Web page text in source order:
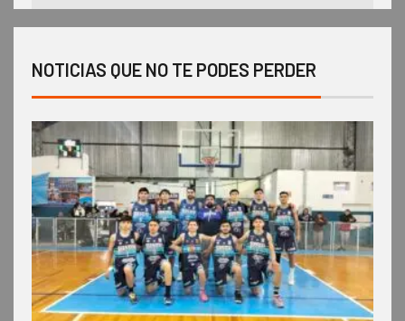
NOTICIAS QUE NO TE PODES PERDER